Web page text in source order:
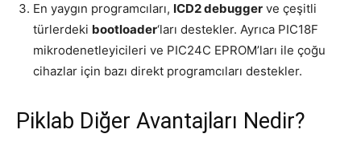
En yaygın programcıları, ICD2 debugger ve çeşitli
türlerdeki bootloader‘ları destekler. Ayrıca PIC18F
mikrodenetleyicileri ve PIC24C EPROM’ları ile çoğu
cihazlar için bazı direkt programcıları destekler.
Piklab Diğer Avantajları Nedir?